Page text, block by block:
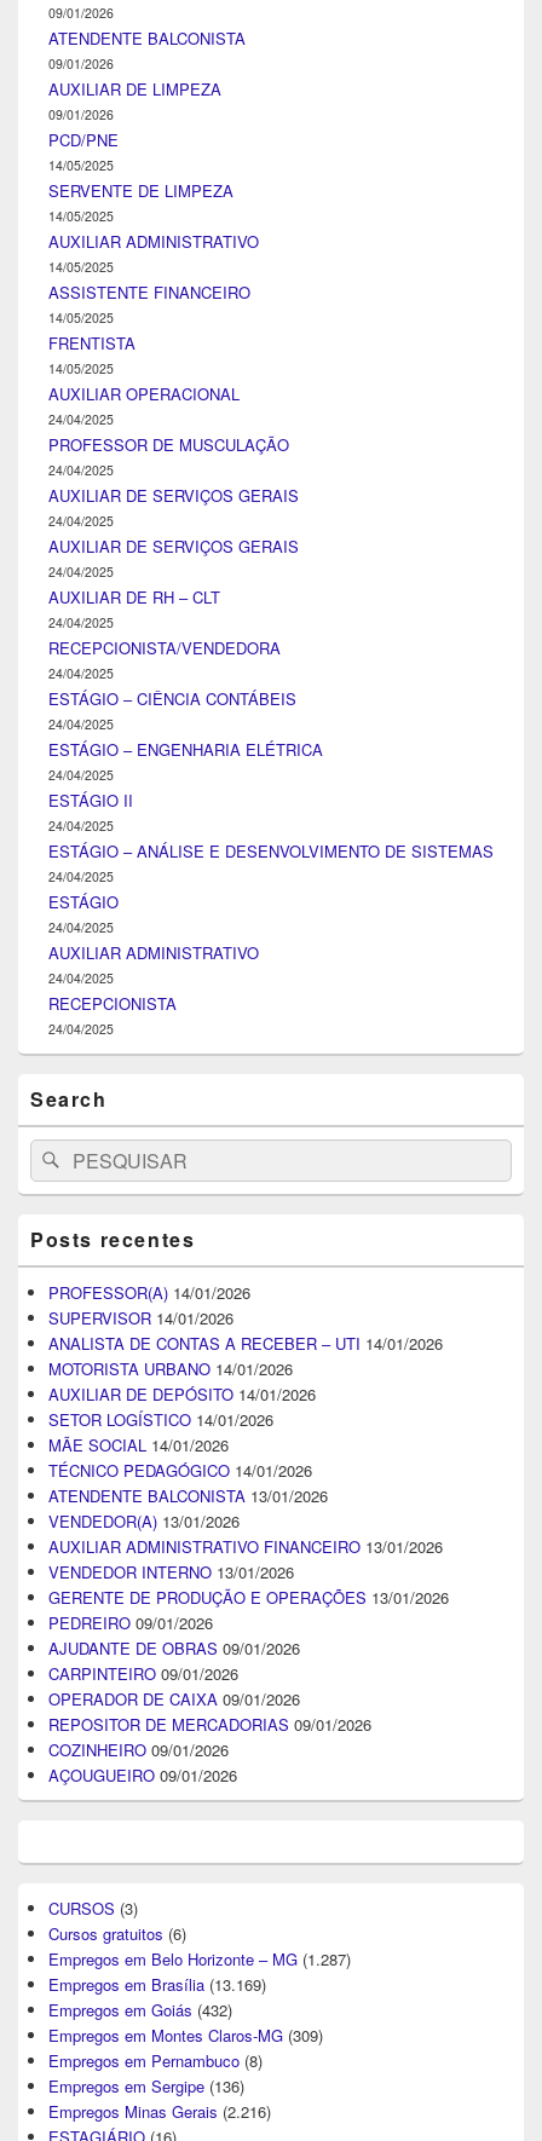
09/01/2026
ATENDENTE BALCONISTA
09/01/2026
AUXILIAR DE LIMPEZA
09/01/2026
PCD/PNE
14/05/2025
SERVENTE DE LIMPEZA
14/05/2025
AUXILIAR ADMINISTRATIVO
14/05/2025
ASSISTENTE FINANCEIRO
14/05/2025
FRENTISTA
14/05/2025
AUXILIAR OPERACIONAL
24/04/2025
PROFESSOR DE MUSCULAÇÃO
24/04/2025
AUXILIAR DE SERVIÇOS GERAIS
24/04/2025
AUXILIAR DE SERVIÇOS GERAIS
24/04/2025
AUXILIAR DE RH – CLT
24/04/2025
RECEPCIONISTA/VENDEDORA
24/04/2025
ESTÁGIO – CIÊNCIA CONTÁBEIS
24/04/2025
ESTÁGIO – ENGENHARIA ELÉTRICA
24/04/2025
ESTÁGIO II
24/04/2025
ESTÁGIO – ANÁLISE E DESENVOLVIMENTO DE SISTEMAS
24/04/2025
ESTÁGIO
24/04/2025
AUXILIAR ADMINISTRATIVO
24/04/2025
RECEPCIONISTA
24/04/2025
Search
Search
for:
Pesquisar
Posts recentes
PROFESSOR(A) 14/01/2026
SUPERVISOR 14/01/2026
ANALISTA DE CONTAS A RECEBER – UTI 14/01/2026
MOTORISTA URBANO 14/01/2026
AUXILIAR DE DEPÓSITO 14/01/2026
SETOR LOGÍSTICO 14/01/2026
MÃE SOCIAL 14/01/2026
TÉCNICO PEDAGÓGICO 14/01/2026
ATENDENTE BALCONISTA 13/01/2026
VENDEDOR(A) 13/01/2026
AUXILIAR ADMINISTRATIVO FINANCEIRO 13/01/2026
VENDEDOR INTERNO 13/01/2026
GERENTE DE PRODUÇÃO E OPERAÇÕES 13/01/2026
PEDREIRO 09/01/2026
AJUDANTE DE OBRAS 09/01/2026
CARPINTEIRO 09/01/2026
OPERADOR DE CAIXA 09/01/2026
REPOSITOR DE MERCADORIAS 09/01/2026
COZINHEIRO 09/01/2026
AÇOUGUEIRO 09/01/2026
CURSOS (3)
Cursos gratuitos (6)
Empregos em Belo Horizonte – MG (1.287)
Empregos em Brasília (13.169)
Empregos em Goiás (432)
Empregos em Montes Claros-MG (309)
Empregos em Pernambuco (8)
Empregos em Sergipe (136)
Empregos Minas Gerais (2.216)